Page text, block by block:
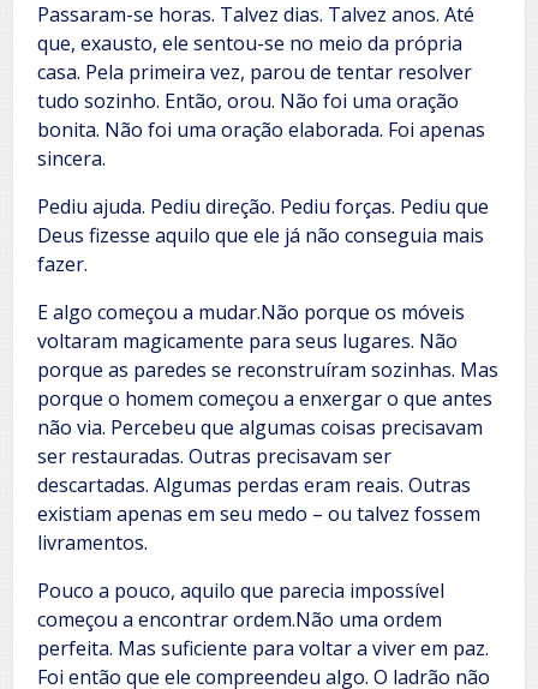
Passaram-se horas. Talvez dias. Talvez anos. Até
que, exausto, ele sentou-se no meio da própria
casa. Pela primeira vez, parou de tentar resolver
tudo sozinho. Então, orou. Não foi uma oração
bonita. Não foi uma oração elaborada. Foi apenas
sincera.
Pediu ajuda. Pediu direção. Pediu forças. Pediu que
Deus fizesse aquilo que ele já não conseguia mais
fazer.
E algo começou a mudar.Não porque os móveis
voltaram magicamente para seus lugares. Não
porque as paredes se reconstruíram sozinhas. Mas
porque o homem começou a enxergar o que antes
não via. Percebeu que algumas coisas precisavam
ser restauradas. Outras precisavam ser
descartadas. Algumas perdas eram reais. Outras
existiam apenas em seu medo – ou talvez fossem
livramentos.
Pouco a pouco, aquilo que parecia impossível
começou a encontrar ordem.Não uma ordem
perfeita. Mas suficiente para voltar a viver em paz.
Foi então que ele compreendeu algo. O ladrão não